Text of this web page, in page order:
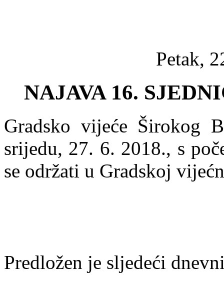
Petak,
NAJAVA 16.
Gradsko vijeće Širokog
srijedu, 27. 6. 2018., s
se održati u Gradskoj
Predložen je sljedeći